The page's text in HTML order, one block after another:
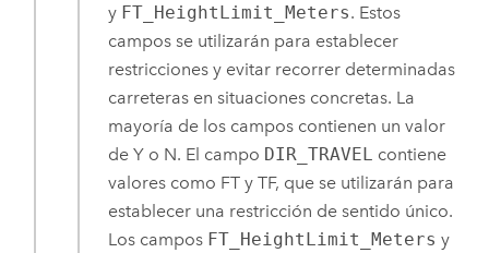
y FT_HeightLimit_Meters. Estos
campos se utilizarán para establecer
restricciones y evitar recorrer determinadas
carreteras en situaciones concretas. La
mayoría de los campos contienen un valor
de Y o N. El campo DIR_TRAVEL contiene
valores como FT y TF, que se utilizarán para
establecer una restricción de sentido único.
Los campos FT_HeightLimit_Meters y